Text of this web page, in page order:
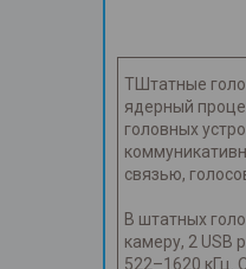
ТШтатные
ядерный
головных
связью,
В штатных
камеру, 2 USB
522–1620 кГц.